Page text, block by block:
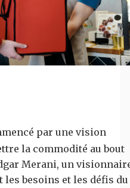
par une vision
la commodité au bout
Merani, un
besoins et les défis du